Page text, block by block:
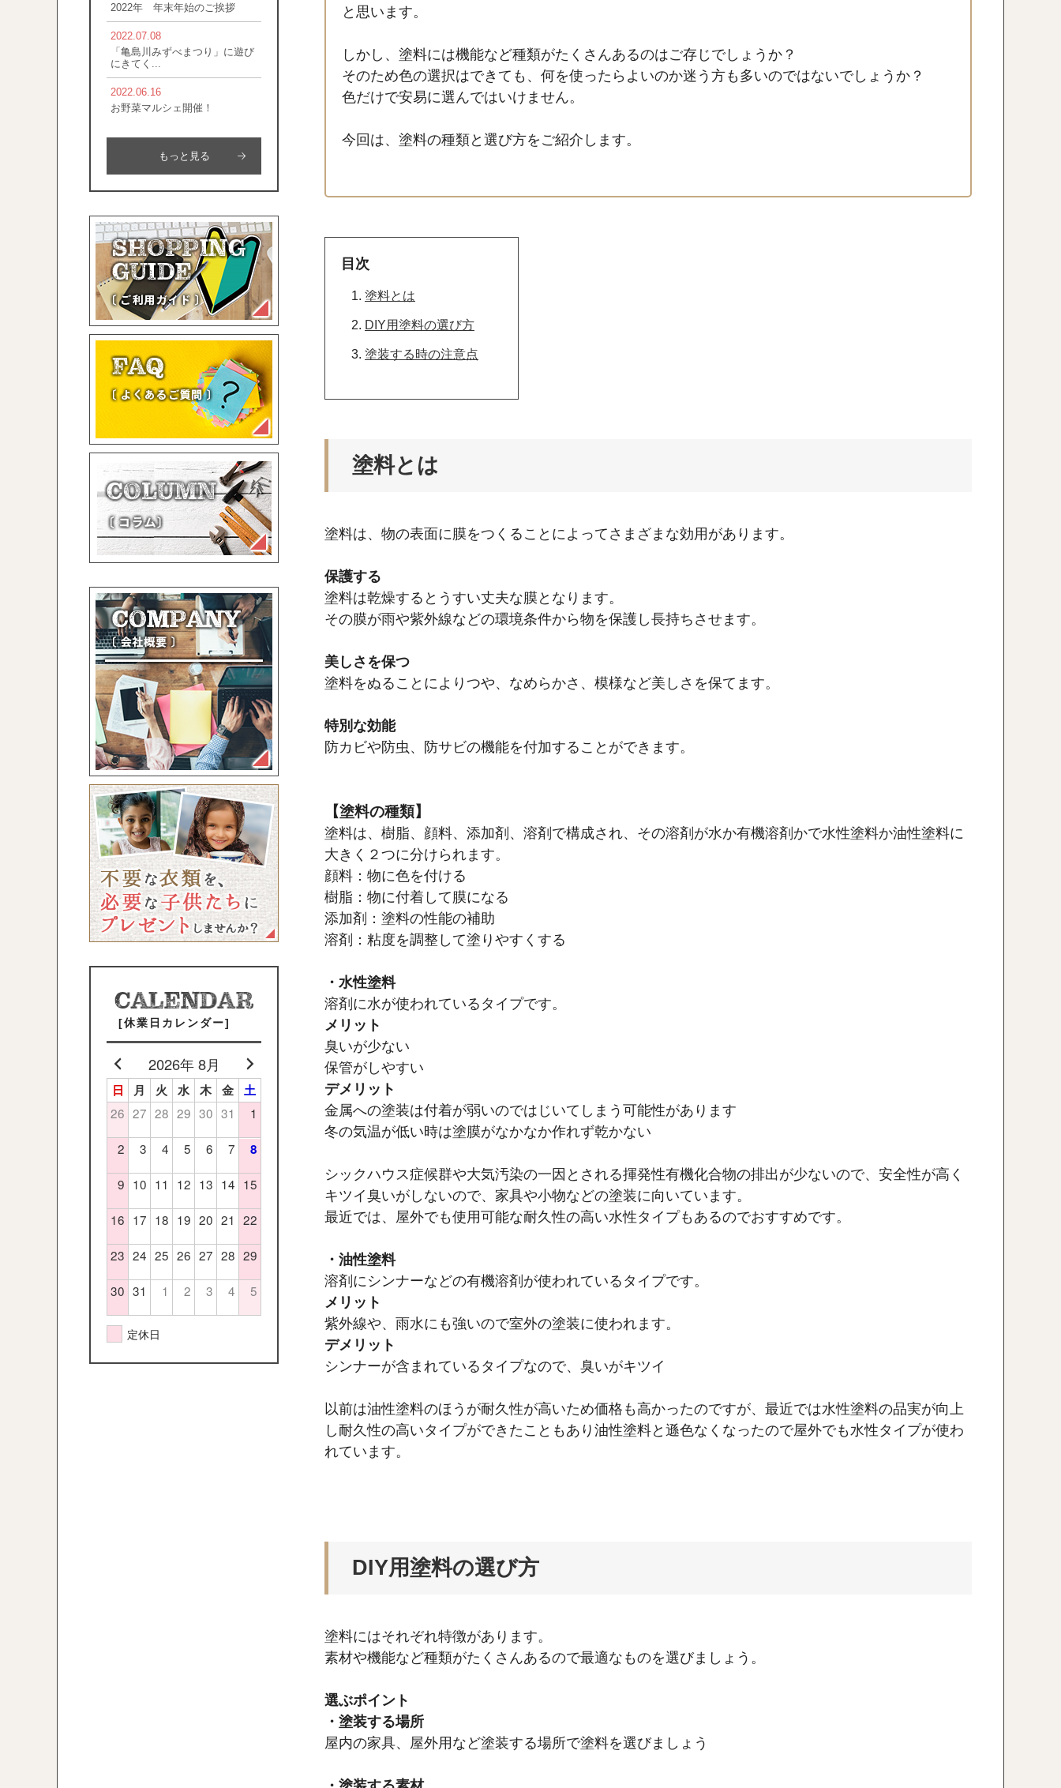
と思います。
しかし、塗料には機能など種類がたくさんあるのはご存じでしょうか？
そのため色の選択はできても、何を使ったらよいのか迷う方も多いのではないでしょうか？
色だけで安易に選んではいけません。
今回は、塗料の種類と選び方をご紹介します。
目次
塗料とは
DIY用塗料の選び方
塗装する時の注意点
塗料とは
塗料は、物の表面に膜をつくることによってさまざまな効用があります。
保護する
塗料は乾燥するとうすい丈夫な膜となります。
その膜が雨や紫外線などの環境条件から物を保護し長持ちさせます。
美しさを保つ
塗料をぬることによりつや、なめらかさ、模様など美しさを保てます。
特別な効能
防カビや防虫、防サビの機能を付加することができます。
【塗料の種類】
塗料は、樹脂、顔料、添加剤、溶剤で構成され、その溶剤が水か有機溶剤かで水性塗料か油性塗料に
大きく２つに分けられます。
顔料：物に色を付ける
樹脂：物に付着して膜になる
添加剤：塗料の性能の補助
溶剤：粘度を調整して塗りやすくする
・水性塗料
溶剤に水が使われているタイプです。
メリット
臭いが少ない
保管がしやすい
デメリット
金属への塗装は付着が弱いのではじいてしまう可能性があります
冬の気温が低い時は塗膜がなかなか作れず乾かない
シックハウス症候群や大気汚染の一因とされる揮発性有機化合物の排出が少ないので、安全性が高く
キツイ臭いがしないので、家具や小物などの塗装に向いています。
最近では、屋外でも使用可能な耐久性の高い水性タイプもあるのでおすすめです。
・油性塗料
溶剤にシンナーなどの有機溶剤が使われているタイプです。
メリット
紫外線や、雨水にも強いので室外の塗装に使われます。
デメリット
シンナーが含まれているタイプなので、臭いがキツイ
以前は油性塗料のほうが耐久性が高いため価格も高かったのですが、最近では水性塗料の品実が向上
し耐久性の高いタイプができたこともあり油性塗料と遜色なくなったので屋外でも水性タイプが使わ
れています。
DIY用塗料の選び方
塗料にはそれぞれ特徴があります。
素材や機能など種類がたくさんあるので最適なものを選びましょう。
選ぶポイント
・塗装する場所
屋内の家具、屋外用など塗装する場所で塗料を選びましょう
2022年 年末年始のご挨拶
2022.07.08
「亀島川みずべまつり」に遊び
にきてく...
2022.06.16
お野菜マルシェ開催！
もっと見る
[休業日カレンダー]
2026年 8月
日 月 火 水 木 金 土
26 27 28 29 30 31 1
2 3 4 5 6 7
8
9 10 11 12 13 14 15
16 17 18 19 20 21 22
23 24 25 26 27 28 29
30 31 1 2 3 4 5
定休日